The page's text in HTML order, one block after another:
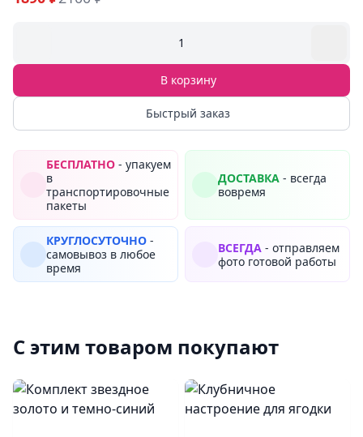
1
В корзину
Быстрый заказ
БЕСПЛАТНО - упакуем
в
транспортировочные
пакеты
ДОСТАВКА - всегда
вовремя
КРУГЛОСУТОЧНО -
самовывоз в любое
время
ВСЕГДА - отправляем
фото готовой работы
С этим товаром покупают